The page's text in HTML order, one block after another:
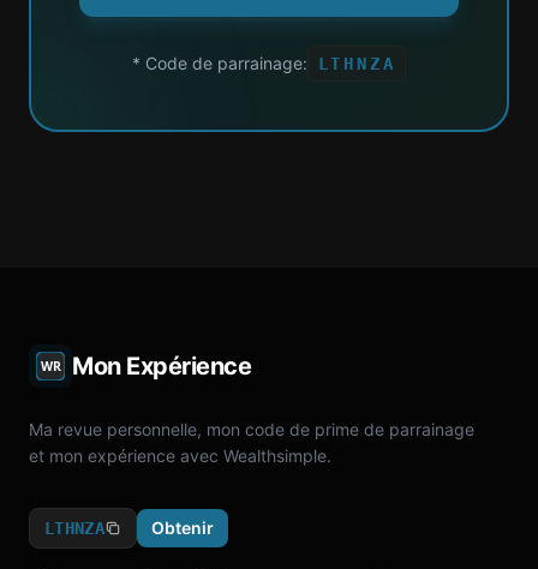
* Code de parrainage: LTHNZA
Mon Expérience
Ma revue personnelle, mon code de prime de parrainage
et mon expérience avec Wealthsimple.
LTHNZA Obtenir